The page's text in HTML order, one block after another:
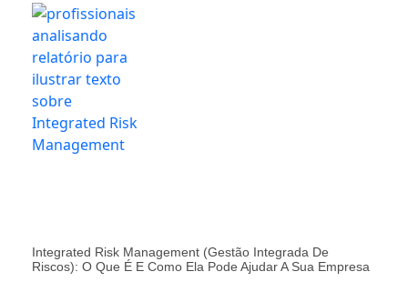
Integrated Risk Management (Gestão Integrada De
Riscos): O Que É E Como Ela Pode Ajudar A Sua Empresa